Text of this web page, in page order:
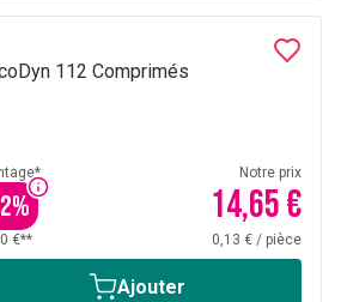
112 Comprimés
%
Notre prix
14,65 €
€** 0,13 € / pièce
Ajouter